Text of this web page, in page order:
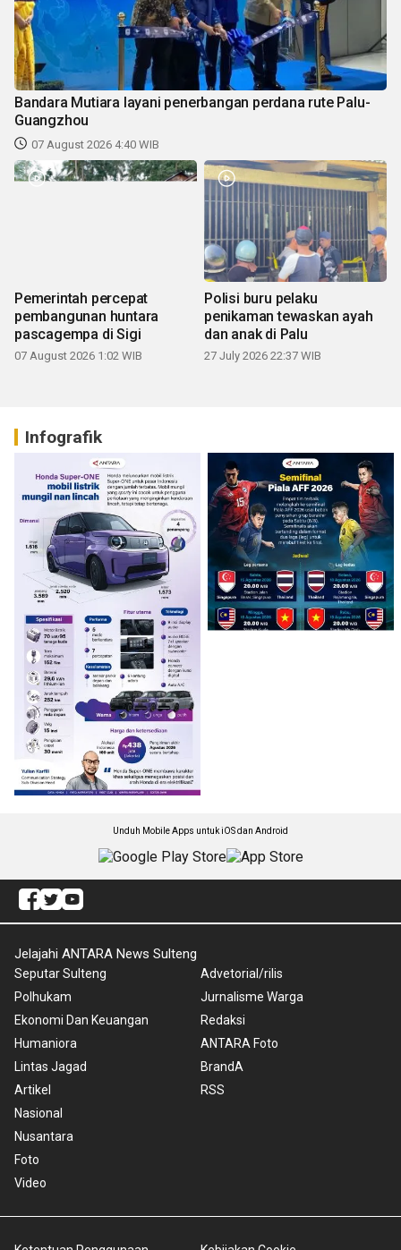
Bandara Mutiara layani penerbangan perdana rute Palu-
Guangzhou
07 August 2026 4:40 WIB
Pemerintah percepat
pembangunan huntara
pascagempa di Sigi
07 August 2026 1:02 WIB
Polisi buru pelaku
penikaman tewaskan ayah
dan anak di Palu
27 July 2026 22:37 WIB
Infografik
Unduh Mobile Apps untuk iOS dan Android
Jelajahi ANTARA News Sulteng
Seputar Sulteng
Polhukam
Ekonomi Dan Keuangan
Humaniora
Lintas Jagad
Artikel
Nasional
Nusantara
Foto
Video
Advetorial/rilis
Jurnalisme Warga
Redaksi
ANTARA Foto
BrandA
RSS